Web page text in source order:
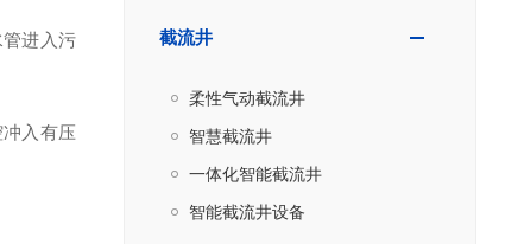
截流井
柔性气动截流井
智慧截流井
一体化智能截流井
智能截流井设备
进入污
入有压